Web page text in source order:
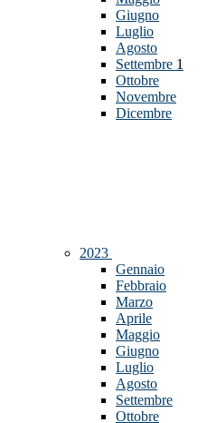
Giugno
Luglio
Agosto
Settembre 1
Ottobre
Novembre
Dicembre
2023
Gennaio
Febbraio
Marzo
Aprile
Maggio
Giugno
Luglio
Agosto
Settembre
Ottobre